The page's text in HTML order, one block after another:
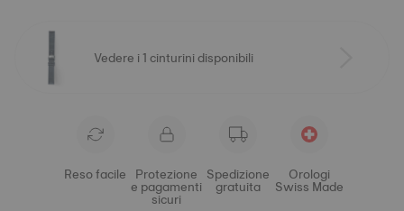
Vedere i 1 cinturini disponibili
Reso facile Protezione
e pagamenti
sicuri
Spedizione
gratuita
Orologi
Swiss Made